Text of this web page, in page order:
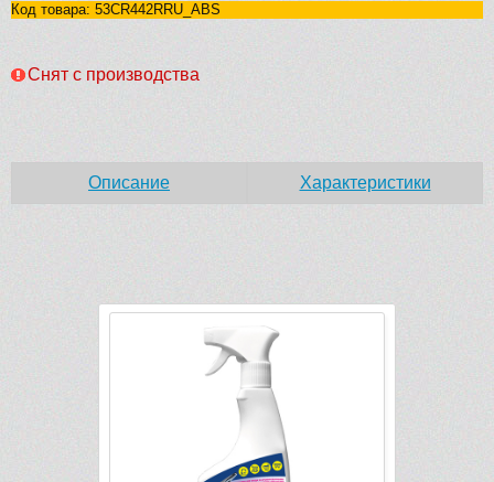
Код товара: 53CR442RRU_ABS
Снят с производства
Описание Характеристики